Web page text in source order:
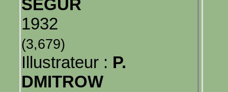
SÉGUR
1932
(3,679)
Illustrateur : P.
DMITROW